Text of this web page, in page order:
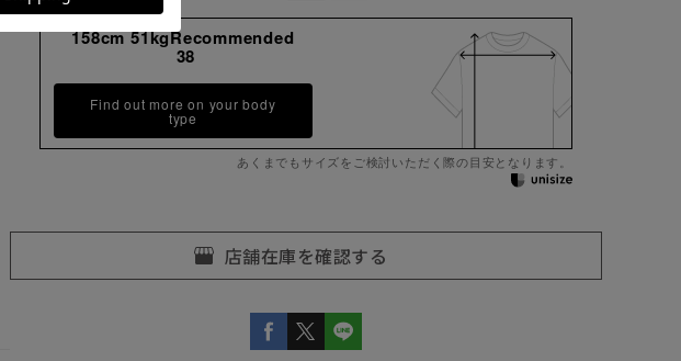
158cm 51kgRecommended
38
Find out more on your body
type
あくまでもサイズをご検討いただく際の目安となります。